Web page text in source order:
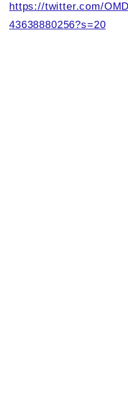
https://twitter.com/
43638880256?s=20